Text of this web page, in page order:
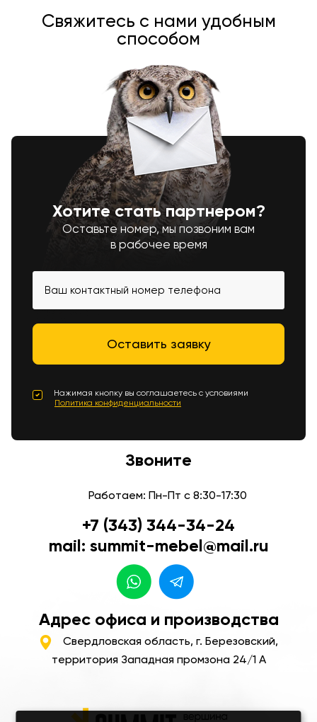
Свяжитесь с нами удобным
способом
Хотите стать партнером?
Оставьте номер, мы позвоним вам
в рабочее время
Нажимая кнопку вы соглашаетесь с условиями
Политика конфиденциальности
Звоните
Работаем: Пн-Пт с 8:30-17:30
+7 (343) 344-34-24
mail: summit-mebel@mail.ru
Адрес офиса и производства
Свердловская область, г. Березовский,
территория Западная промзона 24/1 А